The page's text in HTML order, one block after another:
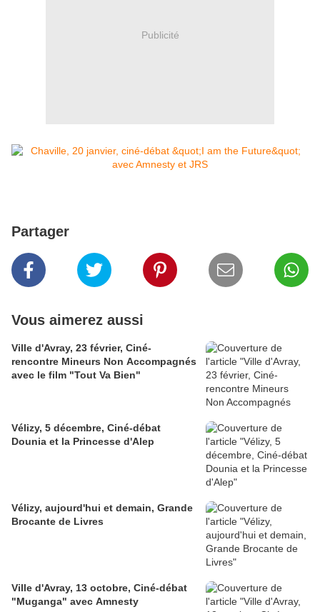
Publicité
Partager
Vous aimerez aussi
Ville d'Avray, 23 février, Ciné-
rencontre Mineurs Non Accompagnés
avec le film "Tout Va Bien"
Vélizy, 5 décembre, Ciné-débat
Dounia et la Princesse d'Alep
Vélizy, aujourd'hui et demain, Grande
Brocante de Livres
Ville d'Avray, 13 octobre, Ciné-débat
"Muganga" avec Amnesty